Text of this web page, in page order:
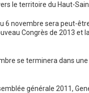
le territoire du Haut-
6 novembre sera peut-
Congrès de 2013 et
se terminera dans
générale 2011,